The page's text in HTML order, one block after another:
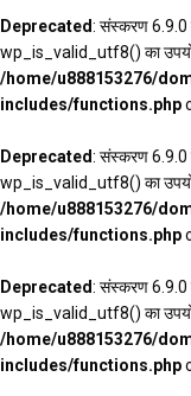
Deprecated: संस्करण
wp_is_valid_utf8() का
/home/u888153276/
includes/functions.php
Deprecated: संस्करण
wp_is_valid_utf8() का
/home/u888153276/
includes/functions.php
Deprecated: संस्करण
wp_is_valid_utf8() का
/home/u888153276/
includes/functions.php